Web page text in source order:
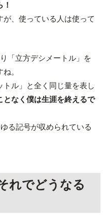
、使っている人は使って
「立方デシメートル」を
。
ル」と全く同じ量を表し
となく僕は生涯を終えるで
る記号が収められている
れでどうなる